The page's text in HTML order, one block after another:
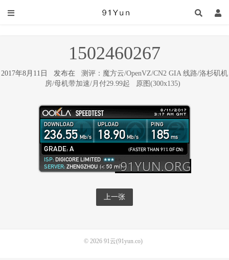
1502460267
2017年8月11日 发布在 测评：魔方云/OpenVZ/CN2 GIA 线路/洛杉矶机
房/母机带加速/月付29.99起
原图(300x135)
上一张
© 2026 91云(91yun.co)